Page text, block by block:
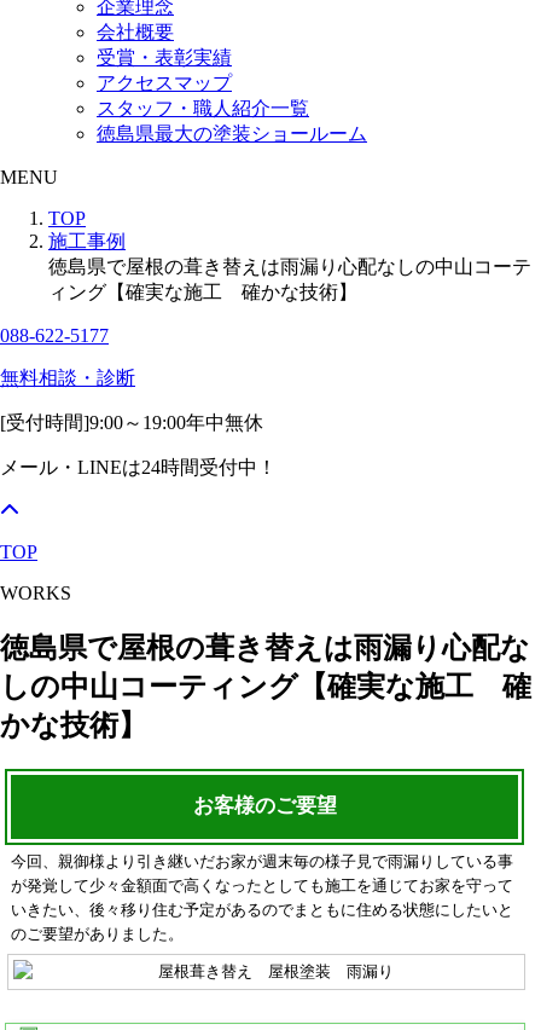
企業理念
会社概要
受賞・表彰実績
アクセスマップ
スタッフ・職人紹介一覧
徳島県最大の塗装ショールーム
MENU
TOP
施工事例
徳島県で屋根の葺き替えは雨漏り心配なしの中山コーテ
ィング【確実な施工 確かな技術】
088-622-5177
無料相談・診断
[受付時間]9:00～19:00年中無休
メール・LINEは24時間受付中！
TOP
WORKS
徳島県で屋根の葺き替えは雨漏り心配な
しの中山コーティング【確実な施工 確
かな技術】
お客様のご要望
今回、親御様より引き継いだお家が週末毎の様子見で雨漏りしている事
が発覚して少々金額面で高くなったとしても施工を通じてお家を守って
いきたい、後々移り住む予定があるのでまともに住める状態にしたいと
のご要望がありました。